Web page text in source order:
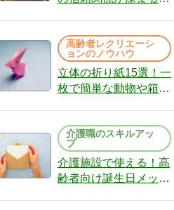
（22）
高齢者レクリエーシ
ョンのノウハウ
立体の折り紙15選！一
枚で簡単な動物や箱、
介護職のスキルアッ
プ
介護施設で使える！高
齢者向け誕生日メッセ